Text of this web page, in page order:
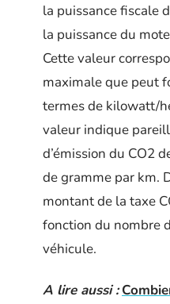
la puissance fiscale
la puissance du
Cette valeur
maximale que peut
termes de kilowatt/
valeur indique
d’émission du CO2
de gramme par km.
montant de la taxe
fonction du nombre
véhicule.
A lire aussi :